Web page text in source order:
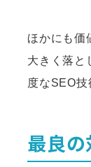
ほかにも価
大きく落と
度なSEO技
最良